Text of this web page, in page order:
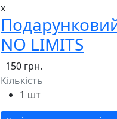
x
NO LIMITS
150 грн.
Кількість
1 шт